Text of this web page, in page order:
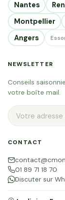
Nantes
Montpellier
Angers
NEWSLETTER
Conseils
votre boîte mail.
CONTACT
01 89 71 18 70
Discuter sur